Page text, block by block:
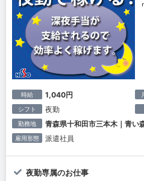
時給 1,040円
シフト 夜勤
勤務地 青森県十和田市三本木｜青
雇用形態 派遣社員
夜勤専属のお仕事